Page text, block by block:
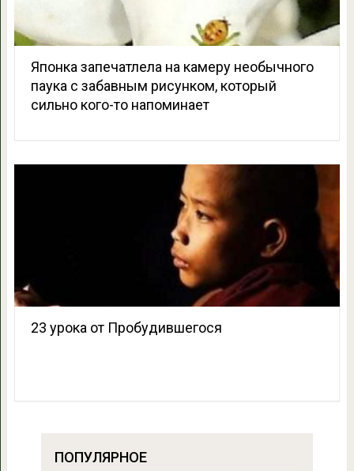
Японка запечатлела на камеру необычного
паука с забавным рисунком, который
сильно кого-то напоминает
23 урока от Пробудившегося
ПОПУЛЯРНОЕ